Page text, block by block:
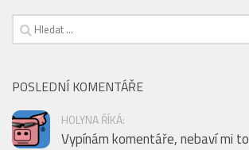
Vyhledávání
POSLEDNÍ KOMENTÁŘE
HOLYNA ŘÍKÁ:
Vypínám komentáře, nebaví mi